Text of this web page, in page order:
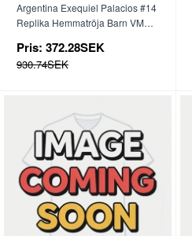
Argentina Exequiel Palacios #14
Replika Hemmatröja Barn VM
Pris: 372.28SEK
930.74SEK